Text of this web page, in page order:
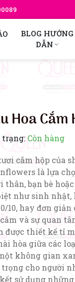
BLOG HƯỚNG
DẪN
Hoa Cắm
Còn hàng
cắm hộp của
là lựa
thân, bạn bè
như sinh
10, hay đơn
và sự quan
được thiết kế tỉ
hòa giữa các
không gian
trọng cho người
sử dụng